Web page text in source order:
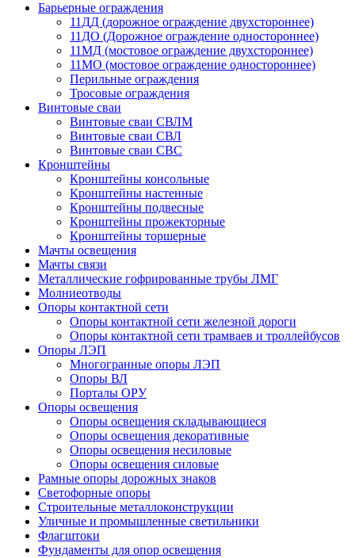
Барьерные ограждения
11ДД (дорожное ограждение двухстороннее)
11ДО (Дорожное ограждение одностороннее)
11МД (мостовое ограждение двухстороннее)
11МО (мостовое ограждение одностороннее)
Перильные ограждения
Тросовые ограждения
Винтовые сваи
Винтовые сваи СВЛМ
Винтовые сваи СВЛ
Винтовые сваи СВС
Кронштейны
Кронштейны консольные
Кронштейны настенные
Кронштейны подвесные
Кронштейны прожекторные
Кронштейны торшерные
Мачты освещения
Мачты связи
Металлические гофрированные трубы ЛМГ
Молниеотводы
Опоры контактной сети
Опоры контактной сети железной дороги
Опоры контактной сети трамваев и троллейбусов
Опоры ЛЭП
Многогранные опоры ЛЭП
Опоры ВЛ
Порталы ОРУ
Опоры освещения
Опоры освещения cкладывающиеся
Опоры освещения декоративные
Опоры освещения несиловые
Опоры освещения силовые
Рамные опоры дорожных знаков
Светофорные опоры
Строительные металлоконструкции
Уличные и промышленные светильники
Флагштоки
Фундаменты для опор освещения